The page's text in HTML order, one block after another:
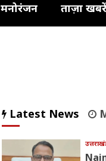
मनोरंजन ताज़ा
Latest News